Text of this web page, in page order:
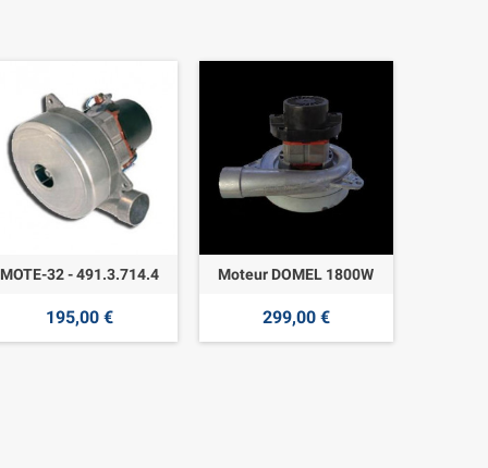
MOTE-32 - 491.3.714.4
195,00 €
Moteur DOMEL 1800W
299,00 €